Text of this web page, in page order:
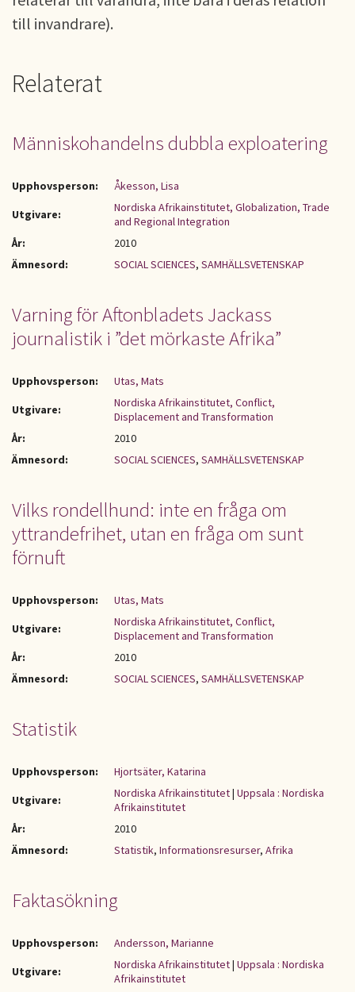
till invandrare).
Relaterat
Människohandelns dubbla exploatering
Upphovsperson:
Åkesson, Lisa
Utgivare:
Nordiska Afrikainstitutet, Globalization, Trade
and Regional Integration
År:
2010
Ämnesord:
SOCIAL SCIENCES, SAMHÄLLSVETENSKAP
Varning för Aftonbladets Jackass
journalistik i ”det mörkaste Afrika”
Upphovsperson:
Utas, Mats
Utgivare:
Nordiska Afrikainstitutet, Conflict,
Displacement and Transformation
År:
2010
Ämnesord:
SOCIAL SCIENCES, SAMHÄLLSVETENSKAP
Vilks rondellhund: inte en fråga om
yttrandefrihet, utan en fråga om sunt
förnuft
Upphovsperson:
Utas, Mats
Utgivare:
Nordiska Afrikainstitutet, Conflict,
Displacement and Transformation
År:
2010
Ämnesord:
SOCIAL SCIENCES, SAMHÄLLSVETENSKAP
Statistik
Upphovsperson:
Hjortsäter, Katarina
Utgivare:
Nordiska Afrikainstitutet| Uppsala : Nordiska
Afrikainstitutet
År:
2010
Ämnesord:
Statistik, Informationsresurser, Afrika
Faktasökning
Upphovsperson:
Andersson, Marianne
Utgivare:
Nordiska Afrikainstitutet| Uppsala : Nordiska
Afrikainstitutet